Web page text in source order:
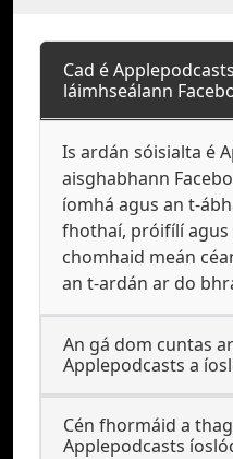
Cad é
láimhseálann
Is ardán sóisialta é
aisghabhann
íomhá agus an t-
fhothaí, próifílí
chomhaid meán
an t-ardán ar do
An gá dom cuntas
Applepodcasts a
Cén fhormáid a
Applepodcasts